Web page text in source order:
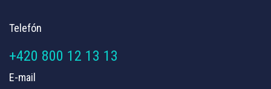
Telefón
+420 800 12 13 13
E-mail